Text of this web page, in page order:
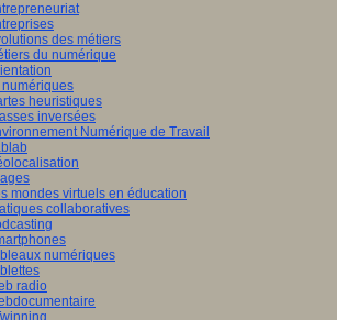
des métiers
du numérique
numériques
heuristiques
inversées
Numérique de Travail
mondes virtuels en éducation
collaboratives
numériques
radio